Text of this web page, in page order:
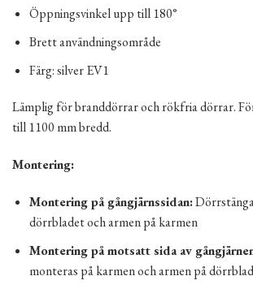
Öppningsvinkel upp till 180°
Brett användningsområde
Färg: silver EV1
Lämplig för branddörrar och rökfria dörrar.
till 1100 mm bredd.
Montering:
Montering på gångjärnssidan:
dörrbladet och armen på karmen
Montering på motsatt sida av
monteras på karmen och armen på